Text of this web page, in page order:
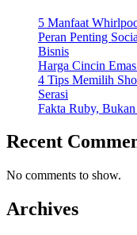
5 Manfaat
Peran Penting
Bisnis
Harga Cincin
4 Tips Memilih
Serasi
Fakta Ruby,
Recent
No comments to show.
Archives